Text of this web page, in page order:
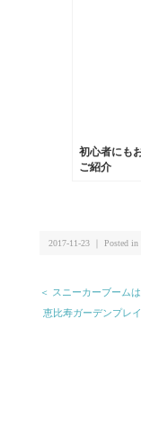
初心者にも
ご紹介
2017-11-23 ｜ Posted in
＜ スニーカーブーム
恵比寿ガーデンプレ